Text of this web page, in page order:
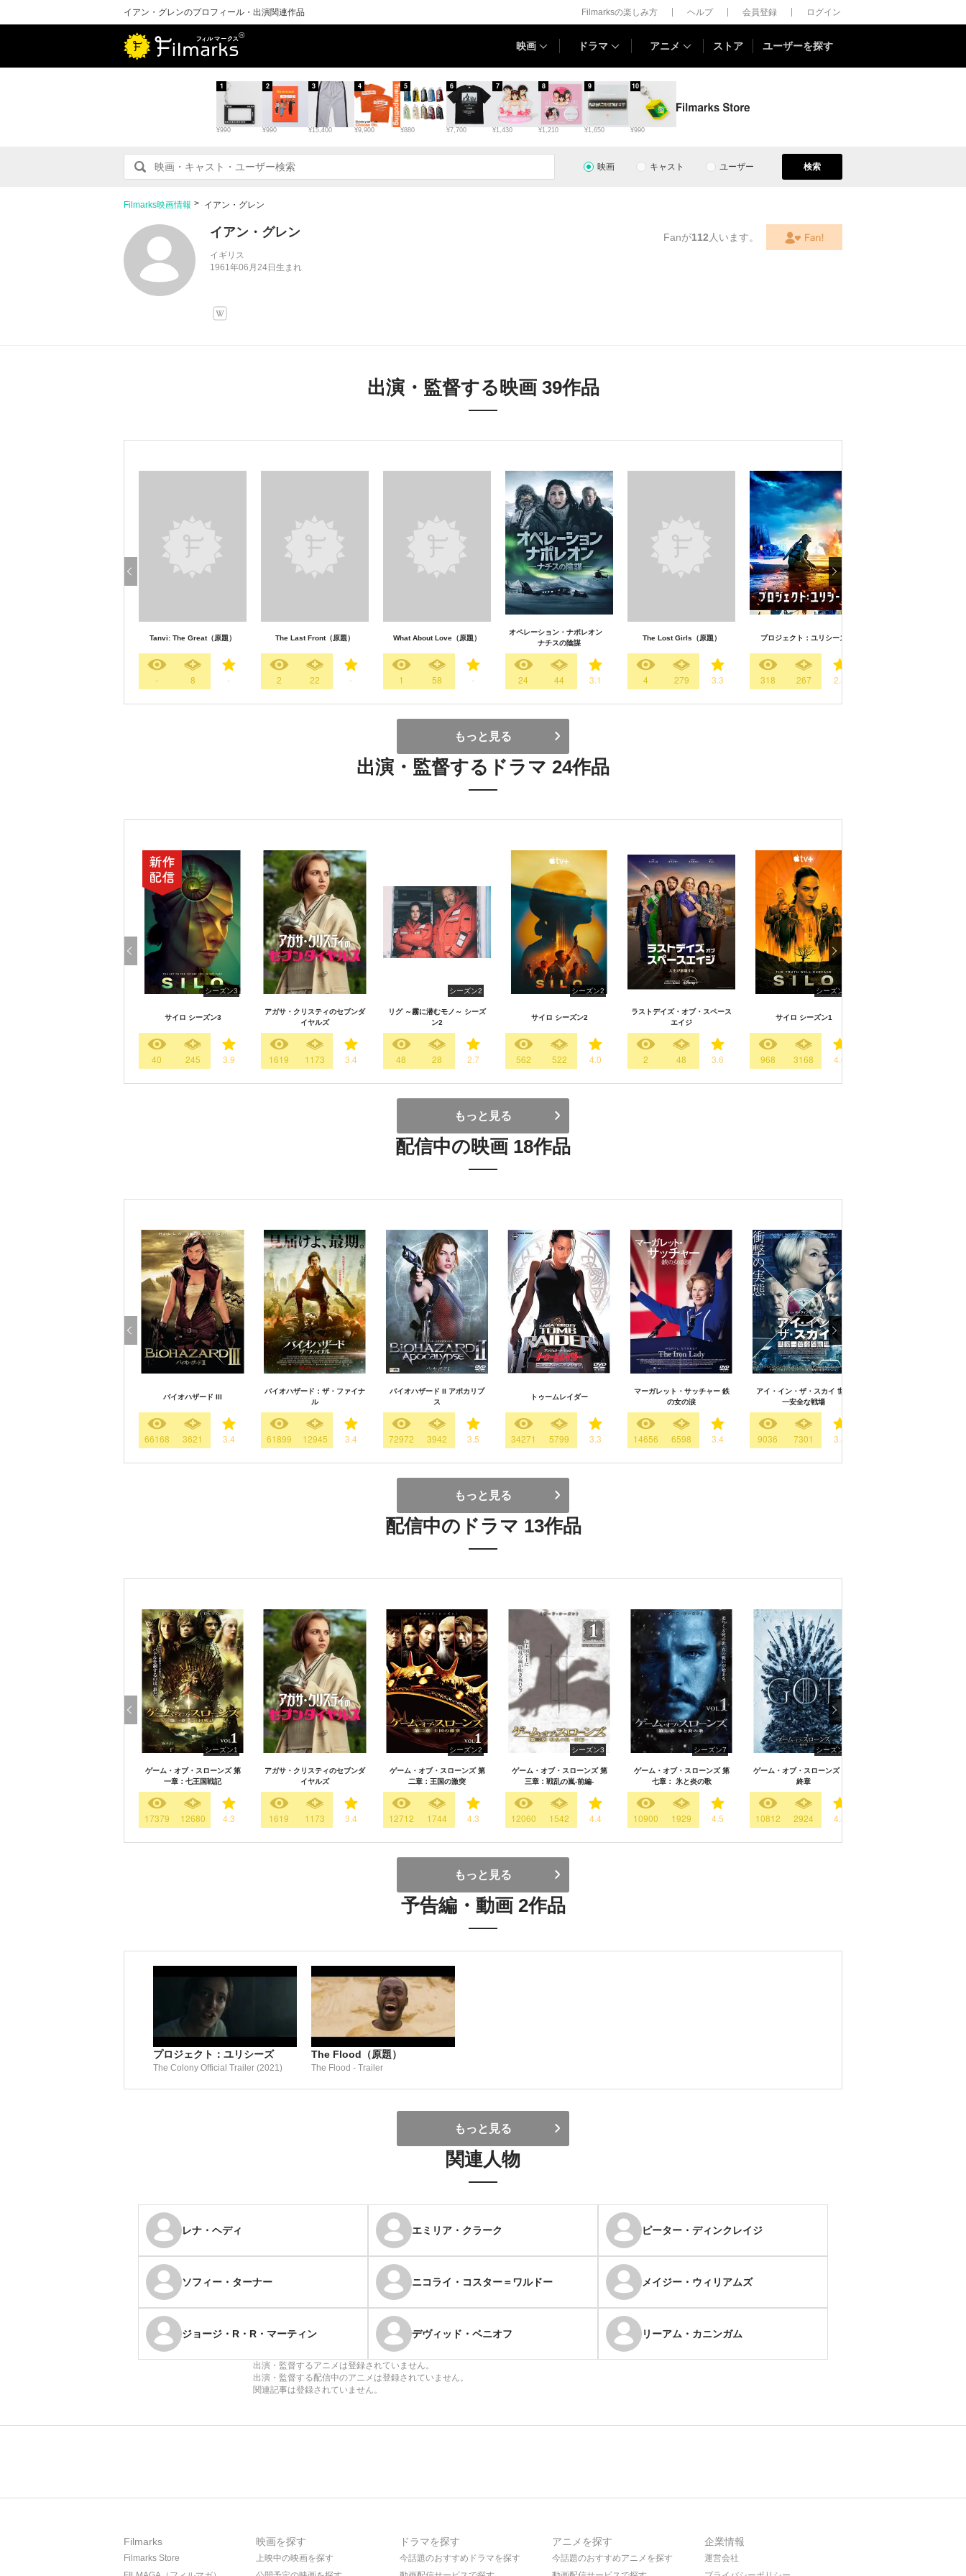
イアン・グレンのプロフィール・出演関連作品 Filmarksの楽しみ方 ヘルプ 会員登録 ログイン
映画 ドラマ アニメ ストア ユーザーを探す
¥990
1
¥990
2
¥15,400
3
¥9,900
4
¥880
5
¥7,700
6
¥1,430
7
¥1,210
8
¥1,650
9
¥990
10
映画 キャスト ユーザー 検索
Filmarks映画情報 イアン・グレン
イアン・グレン
イギリス
1961年06月24日生まれ
Fanが112 人います。
出演・監督する映画 39作品
Tanvi: The Great（原題）
- 8 -
The Last Front（原題）
2 22 -
What About Love（原題）
1 58 -
オペレーション・ナポレオン
ナチスの陰謀
24 44 3.1
The Lost Girls（原題）
4 279 3.3
プロジェクト：ユリシーズ
318 267 2.8
もっと見る
出演・監督するドラマ 24作品
シーズン3
サイロ シーズン3
40 245 3.9
アガサ・クリスティのセブンダ
イヤルズ
1619 1173 3.4
シーズン2
リグ ～霧に潜むモノ～ シーズ
ン2
48 28 2.7
シーズン2
サイロ シーズン2
562 522 4.0
ラストデイズ・オブ・スペース
エイジ
2 48 3.6
シーズン1
サイロ シーズン1
968 3168 4.0
もっと見る
配信中の映画 18作品
バイオハザード III
66168 3621 3.4
バイオハザード：ザ・ファイナ
ル
61899 12945 3.4
バイオハザード II アポカリプ
ス
72972 3942 3.5
トゥームレイダー
34271 5799 3.3
マーガレット・サッチャー 鉄
の女の涙
14656 6598 3.4
アイ・イン・ザ・スカイ 世界
一安全な戦場
9036 7301 3.8
もっと見る
配信中のドラマ 13作品
シーズン1
ゲーム・オブ・スローンズ 第
一章：七王国戦記
17379 12680 4.3
アガサ・クリスティのセブンダ
イヤルズ
1619 1173 3.4
シーズン2
ゲーム・オブ・スローンズ 第
二章：王国の激突
12712 1744 4.3
シーズン3
ゲーム・オブ・スローンズ 第
三章：戦乱の嵐-前編-
12060 1542 4.4
シーズン7
ゲーム・オブ・スローンズ 第
七章： 氷と炎の歌
10900 1929 4.5
シーズン8
ゲーム・オブ・スローンズ 最
終章
10812 2924 4.4
もっと見る
予告編・動画 2作品
プロジェクト：ユリシーズ
The Colony Official Trailer (2021)
The Flood（原題）
The Flood - Trailer
もっと見る
関連人物
レナ・ヘディ エミリア・クラーク ピーター・ディンクレイジ
ソフィー・ターナー ニコライ・コスター＝ワルドー メイジー・ウィリアムズ
ジョージ・R・R・マーティン デヴィッド・ベニオフ リーアム・カニンガム
出演・監督するアニメは登録されていません。
出演・監督する配信中のアニメは登録されていません。
関連記事は登録されていません。
Filmarks
Filmarks Store
映画を探す
上映中の映画を探す
ドラマを探す
今話題のおすすめドラマを探す
アニメを探す
今話題のおすすめアニメを探す
企業情報
運営会社